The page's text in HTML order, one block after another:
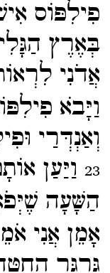
פִילִפּוֹס
בְּאֶרֶץ
אֲדֹנִי
וַיָּבֹא
וְאַנְדְּרַי
23 וַיַּעַן
הַשָּׁעָה
אָמֵן אֲנִי
גַּרְגֵּר